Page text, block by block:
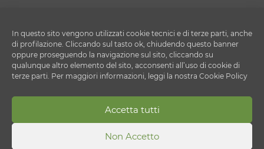
In questo sito vengono utilizzati cookie tecnici e di terze parti, anche
di profilazione. Cliccando sul tasto ok, chiudendo questo banner
oppure proseguendo la navigazione sul sito, cliccando su
qualunque altro elemento del sito, acconsenti all’uso di cookie di
terze parti. Per maggiori informazioni, leggi la nostra Cookie Policy
Accetta tutti
Non Accetto
DESPAR ITALIA S.c. a r.l.
Via Ettore Cristoni 82 - 40033 - Casalecchio di Reno
(BO)